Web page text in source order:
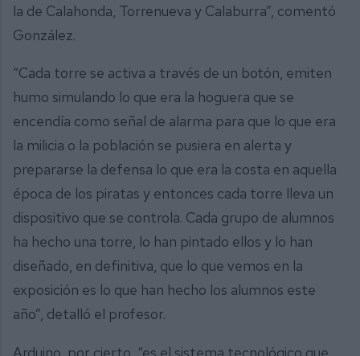
la de Calahonda, Torrenueva y Calaburra”, comentó
González.
“Cada torre se activa a través de un botón, emiten
humo simulando lo que era la hoguera que se
encendía como señal de alarma para que lo que era
la milicia o la población se pusiera en alerta y
prepararse la defensa lo que era la costa en aquella
época de los piratas y entonces cada torre lleva un
dispositivo que se controla. Cada grupo de alumnos
ha hecho una torre, lo han pintado ellos y lo han
diseñado, en definitiva, que lo que vemos en la
exposición es lo que han hecho los alumnos este
año”, detalló el profesor.
Arduino, por cierto, “es el sistema tecnológico que